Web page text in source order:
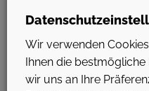
VERNÜNFTIG,
willkommen zur neuen
von Hamburg nach Berlin
nicht nur an einem Tag. Ich
Wir verwenden
Ihnen die
wir uns an Ihre